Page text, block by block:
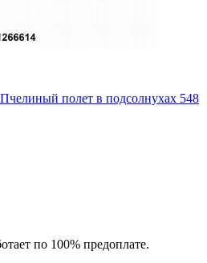
полет в подсолнухах 548
по 100% предоплате.